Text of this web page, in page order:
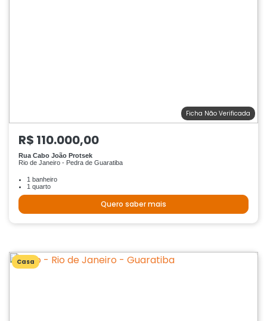
Ficha Não Verificada
R$ 110.000,00
Rua Cabo João Protsek
Rio de Janeiro - Pedra de Guaratiba
1 banheiro
1 quarto
Quero saber mais
Casa